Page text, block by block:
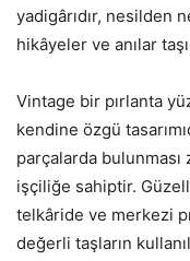
yadigârıdır, nesilden
hikâyeler ve anılar
Vintage bir pırlanta
kendine özgü
parçalarda bulunması
işçiliğe sahiptir.
telkâride ve merkezi
değerli taşların